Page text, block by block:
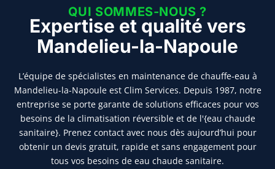
QUI SOMMES-NOUS ?
Expertise et qualité vers
Mandelieu-la-Napoule
L’équipe de spécialistes en maintenance de chauffe-eau à
Mandelieu-la-Napoule est Clim Services. Depuis 1987, notre
entreprise se porte garante de solutions efficaces pour vos
besoins de la climatisation réversible et de l'{eau chaude
sanitaire}. Prenez contact avec nous dès aujourd’hui pour
obtenir un devis gratuit, rapide et sans engagement pour
tous vos besoins de eau chaude sanitaire.